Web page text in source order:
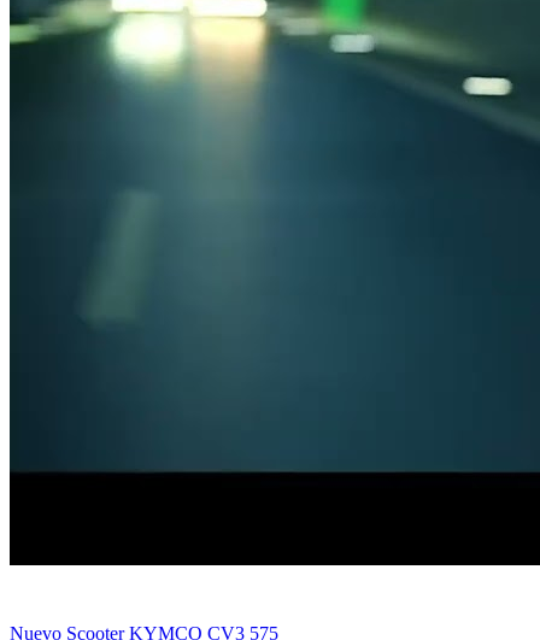
Nuevo Scooter KYMCO CV3 575